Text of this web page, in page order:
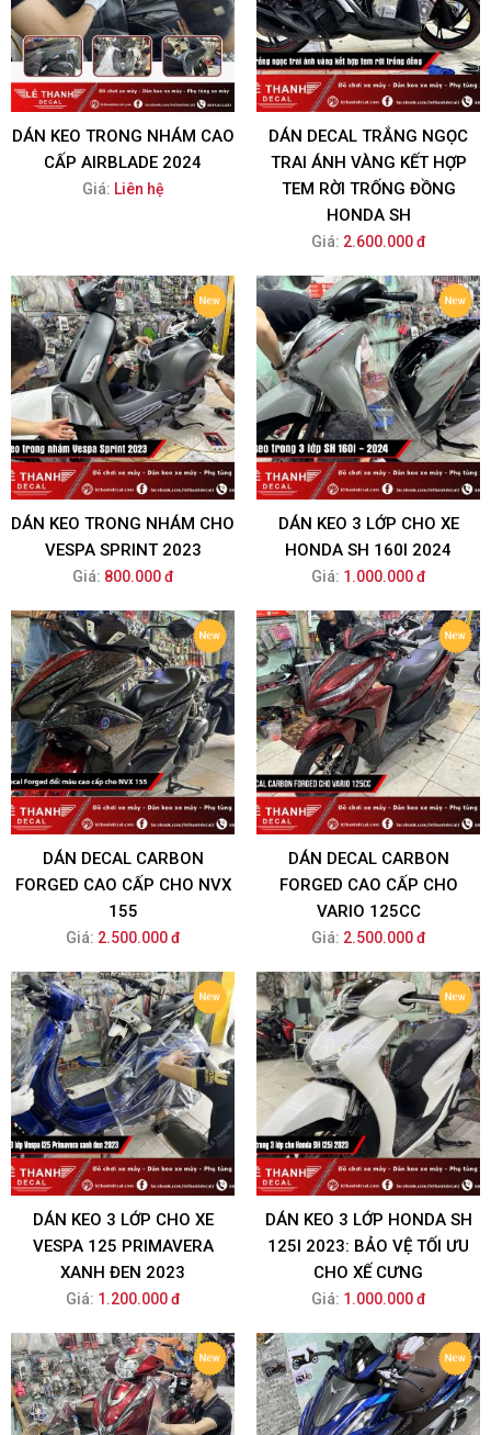
DÁN KEO TRONG NHÁM CAO
CẤP AIRBLADE 2024
Giá: Liên hệ
DÁN DECAL TRẮNG NGỌC
TRAI ÁNH VÀNG KẾT HỢP
TEM RỜI TRỐNG ĐỒNG
HONDA SH
Giá: 2.600.000 đ
DÁN KEO TRONG NHÁM CHO
VESPA SPRINT 2023
Giá: 800.000 đ
DÁN KEO 3 LỚP CHO XE
HONDA SH 160I 2024
Giá: 1.000.000 đ
DÁN DECAL CARBON
FORGED CAO CẤP CHO NVX
155
Giá: 2.500.000 đ
DÁN DECAL CARBON
FORGED CAO CẤP CHO
VARIO 125CC
Giá: 2.500.000 đ
DÁN KEO 3 LỚP CHO XE
VESPA 125 PRIMAVERA
XANH ĐEN 2023
Giá: 1.200.000 đ
DÁN KEO 3 LỚP HONDA SH
125I 2023: BẢO VỆ TỐI ƯU
CHO XẾ CƯNG
Giá: 1.000.000 đ